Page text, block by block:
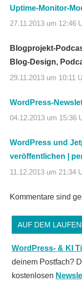
Uptime-Monitor-
27.11.2013 um 12:46
Blogprojekt-
Blog-Design,
29.11.2013 um 10:11
WordPress-
04.12.2013 um 15:36
WordPress und
veröffentlichen |
11.12.2013 um 21:34
Kommentare sind
AUF DEM
WordPress- & KI
deinem Postfach?
kostenlosen